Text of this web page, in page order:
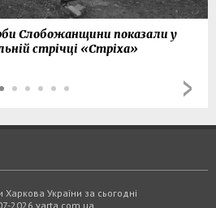
Слобожанщини показали у
стрічці «Стріха»
Харкова України за сьогодні
2026 varta.com.ua